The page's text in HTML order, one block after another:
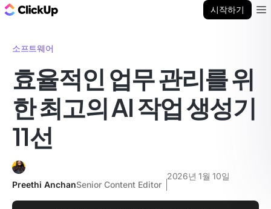
시작하기
소프트웨어
효율적인 업무 관리를 위
한 최고의 AI 작업 생성기
11선
Preethi AnchanSenior Content Editor
2026년 1월 10일